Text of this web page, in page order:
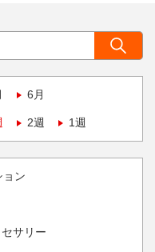
6月
2週 1週
ョン
サリー